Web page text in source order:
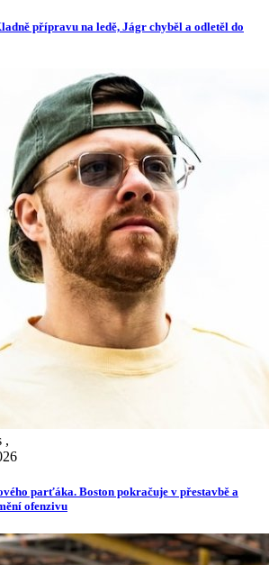
přípravu na ledě, Jágr chyběl a odletěl do
,
parťáka. Boston pokračuje v přestavbě a
ofenzivu